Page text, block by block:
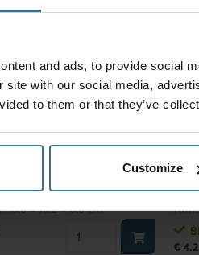
and ads, to provide social
site with our social media,
to them or that they’ve
Customize
470 ml
13.8 × 10.2 × 6.8 cm
Vershouddoos
€